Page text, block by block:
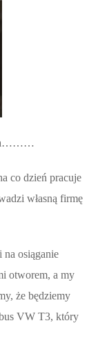
co dzień pracuje
własną firmę
osiąganie
otworem, a my
że będziemy
VW T3, który